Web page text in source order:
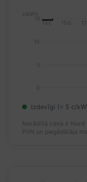
c/kWh
0
5
15
13:00 15:00
Izdevīgi (< 5 c/
Norādītā cena ir Nord
PVN un piegādātāja